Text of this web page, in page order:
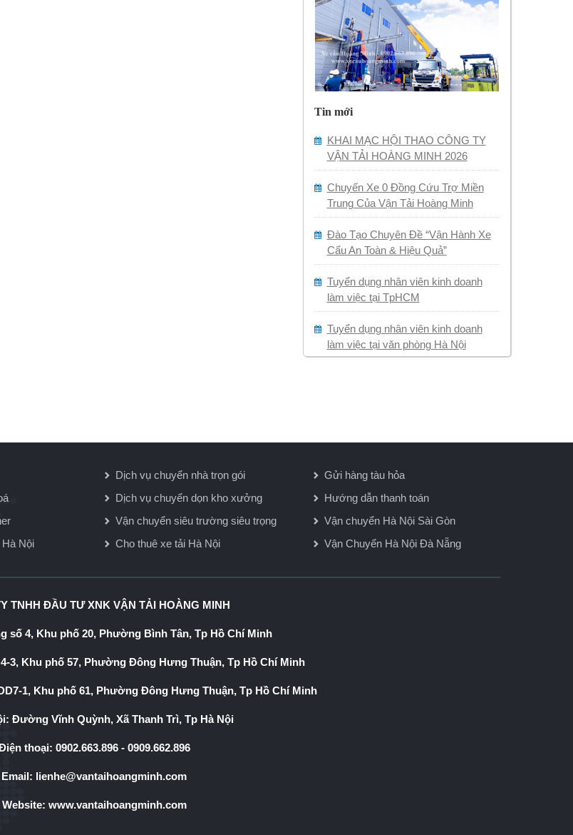
Tin mới
KHAI MẠC HỘI THAO CÔNG TY
VẬN TẢI HOÀNG MINH 2026
Chuyến Xe 0 Đồng Cứu Trợ Miền
Trung Của Vận Tải Hoàng Minh
Đào Tạo Chuyên Đề “Vận Hành Xe
Cẩu An Toàn & Hiệu Quả”
Tuyển dụng nhân viên kinh doanh
làm việc tại TpHCM
Tuyển dụng nhân viên kinh doanh
làm việc tại văn phòng Hà Nội
Nội
Dịch vụ chuyển nhà trọn gói
Dịch vụ chuyển dọn kho xưởng
Vận chuyển siêu trường siêu trọng
Cho thuê xe tải Hà Nội
Gửi hàng tàu hỏa
Hướng dẫn thanh toán
Vận chuyển Hà Nội Sài Gòn
Vận Chuyển Hà Nội Đà Nẵng
TNHH ĐẦU TƯ XNK VẬN TẢI HOÀNG MINH
số 4, Khu phố 20, Phường Bình Tân, Tp Hồ Chí Minh
3, Khu phố 57, Phường Đông Hưng Thuận, Tp Hồ Chí Minh
1, Khu phố 61, Phường Đông Hưng Thuận, Tp Hồ Chí Minh
Đường Vĩnh Quỳnh, Xã Thanh Trì, Tp Hà Nội
thoại: 0902.663.896- 0909.662.896
Email: lienhe@vantaihoangminh.com
Website: www.vantaihoangminh.com